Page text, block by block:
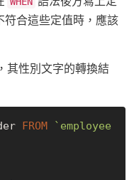
符合這些定值時，應該
其性別文字的轉換結
FROM
`employee